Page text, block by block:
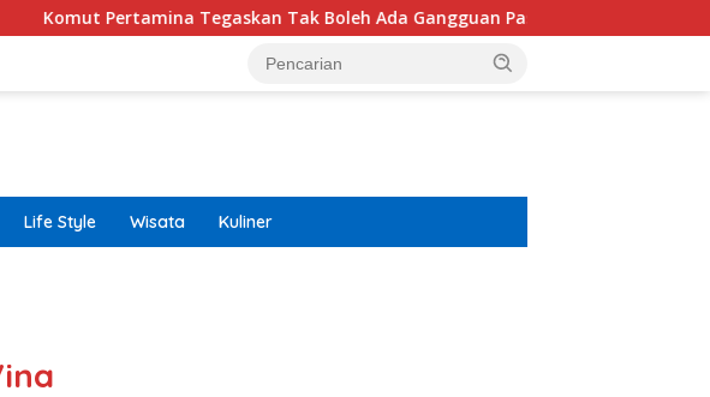
Pertamina Tegaskan Tak Boleh Ada Gangguan Pasokan
Life Style Wisata Kuliner